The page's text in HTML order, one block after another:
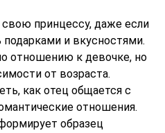
принцессу, даже если
подарками и вкусностями.
отношению к девочке, но
от возраста.
как отец общается с
отношения.
образец